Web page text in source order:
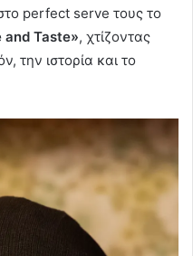
perfect serve τους το
and Taste», χτίζοντας
την ιστορία και το